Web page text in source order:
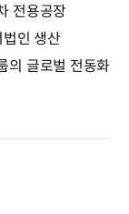
전용공장
인 생산
의 글로벌 전동화